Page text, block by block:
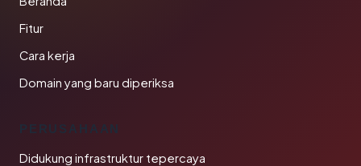
Fitur
Cara kerja
Domain yang baru diperiksa
PERUSAHAAN
Didukung infrastruktur tepercaya